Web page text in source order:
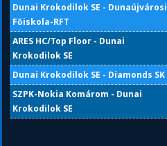
Dunai Krokodilok SE - Dunaújvárosi
Főiskola-RFT
ARES HC/Top Floor - Dunai
Krokodilok SE
Dunai Krokodilok SE - Diamonds SK
SZPK-Nokia Komárom - Dunai
Krokodilok SE